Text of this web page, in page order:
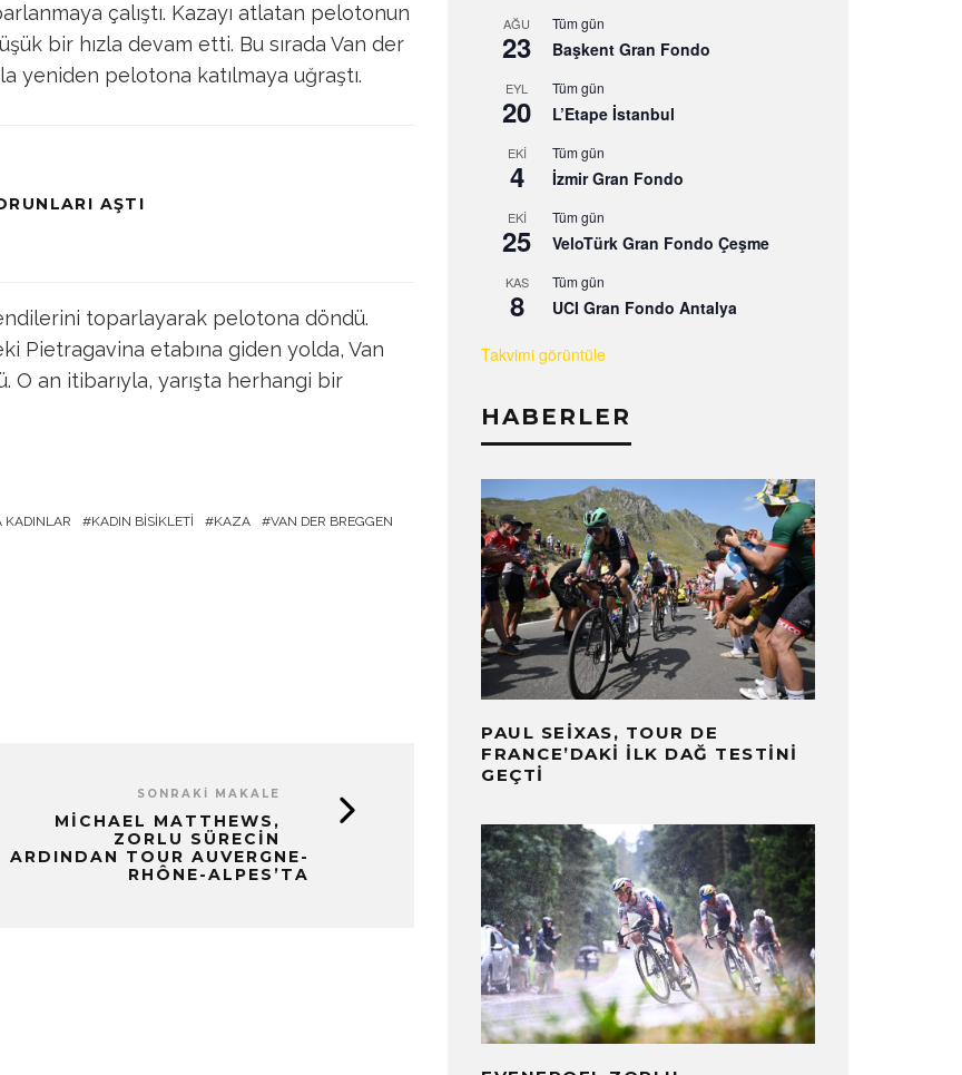
çalıştı. Kazayı atlatan pelotonun
bir hızla devam etti. Bu sırada Van der
yeniden pelotona katılmaya uğraştı.
AŞTI
toparlayarak pelotona döndü.
Pietragavina etabına giden yolda, Van
an itibarıyla, yarışta herhangi bir
KADINLAR KADIN BISIKLETI KAZA VAN DER BREGGEN
SONRAKI MAKALE
MICHAEL MATTHEWS,
ZORLU SÜRECIN
ARDINDAN TOUR AUVERGNE-
RHÔNE-ALPES’TA
AĞU
23
Tüm gün
Başkent Gran Fondo
EYL
20
Tüm gün
L’Etape İstanbul
EKI
4
Tüm gün
İzmir Gran Fondo
EKI
25
Tüm gün
VeloTürk Gran Fondo Çeşme
KAS
8
Tüm gün
UCI Gran Fondo Antalya
Takvimi görüntüle
HABERLER
PAUL SEIXAS, TOUR DE
FRANCE’DAKI İLK DAĞ TESTINI
GEÇTI